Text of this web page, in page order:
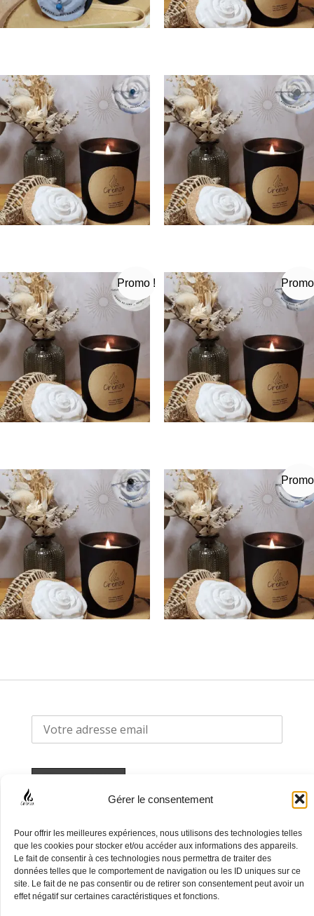
Gérer le consentement
Pour offrir les meilleures expériences, nous utilisons des technologies telles
que les cookies pour stocker et/ou accéder aux informations des appareils.
Le fait de consentir à ces technologies nous permettra de traiter des
données telles que le comportement de navigation ou les ID uniques sur ce
site. Le fait de ne pas consentir ou de retirer son consentement peut avoir un
effet négatif sur certaines caractéristiques et fonctions.
Promo !
F
a
c
e
I
n
s
t